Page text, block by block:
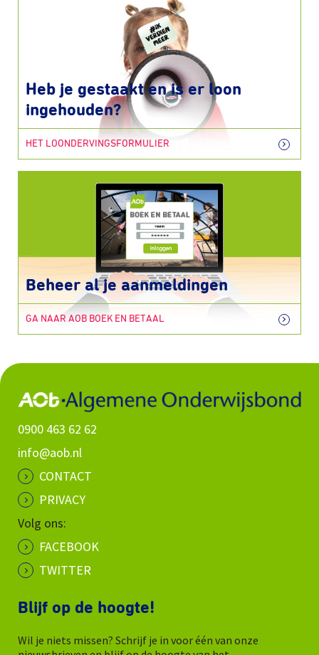
Heb je gestaakt en is er loon
ingehouden?
HET LOONDERVINGSFORMULIER
Beheer al je aanmeldingen
GA NAAR AOB BOEK EN BETAAL
0900 463 62 62
info@aob.nl
CONTACT
PRIVACY
Volg ons:
FACEBOOK
TWITTER
Blijf op de hoogte!
Wil je niets missen? Schrijf je in voor één van onze